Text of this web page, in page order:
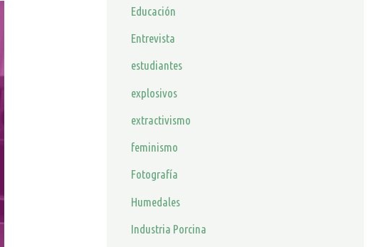
Educación
Entrevista
estudiantes
explosivos
extractivismo
feminismo
Fotografía
Humedales
Industria Porcina